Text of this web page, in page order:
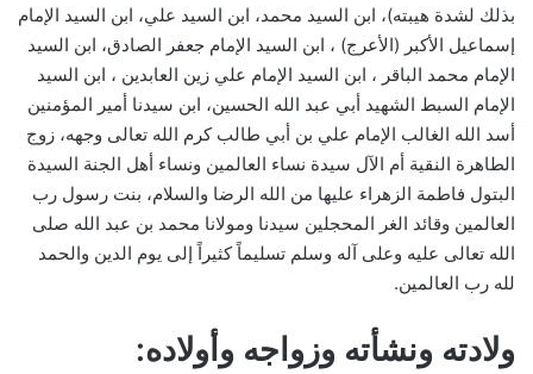
بذلك لشدة هيبته)، ابن السيد محمد، ابن السيد علي، ابن السيد الإمام
إسماعيل الأكبر (الأعرج) ، ابن السيد الإمام جعفر الصادق، ابن السيد
الإمام محمد الباقر ، ابن السيد الإمام علي زين العابدين ، ابن السيد
الإمام السبط الشهيد أبي عبد الله الحسين، ابن سيدنا أمير المؤمنين
أسد الله الغالب الإمام علي بن أبي طالب كرم الله تعالى وجهه، زوج
الطاهرة النقية أم الآل سيدة نساء العالمين ونساء أهل الجنة السيدة
البتول فاطمة الزهراء عليها من الله الرضا والسلام، بنت رسول رب
العالمين وقائد الغر المحجلين سيدنا ومولانا محمد بن عبد الله صلى
الله تعالى عليه وعلى آله وسلم تسليماً كثيراً إلى يوم الدين والحمد
لله رب العالمين.
ولادته ونشأته وزواجه وأولاده: